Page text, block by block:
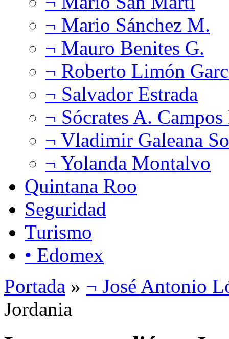
¬ Mario Sánchez M.
¬ Mauro Benites G.
¬ Roberto Limón
¬ Salvador Estrada
¬ Sócrates A.
¬ Vladimir Galeana
¬ Yolanda Montalvo
Quintana Roo
Seguridad
Turismo
• Edomex
Portada » ¬ José Antonio
Jordania